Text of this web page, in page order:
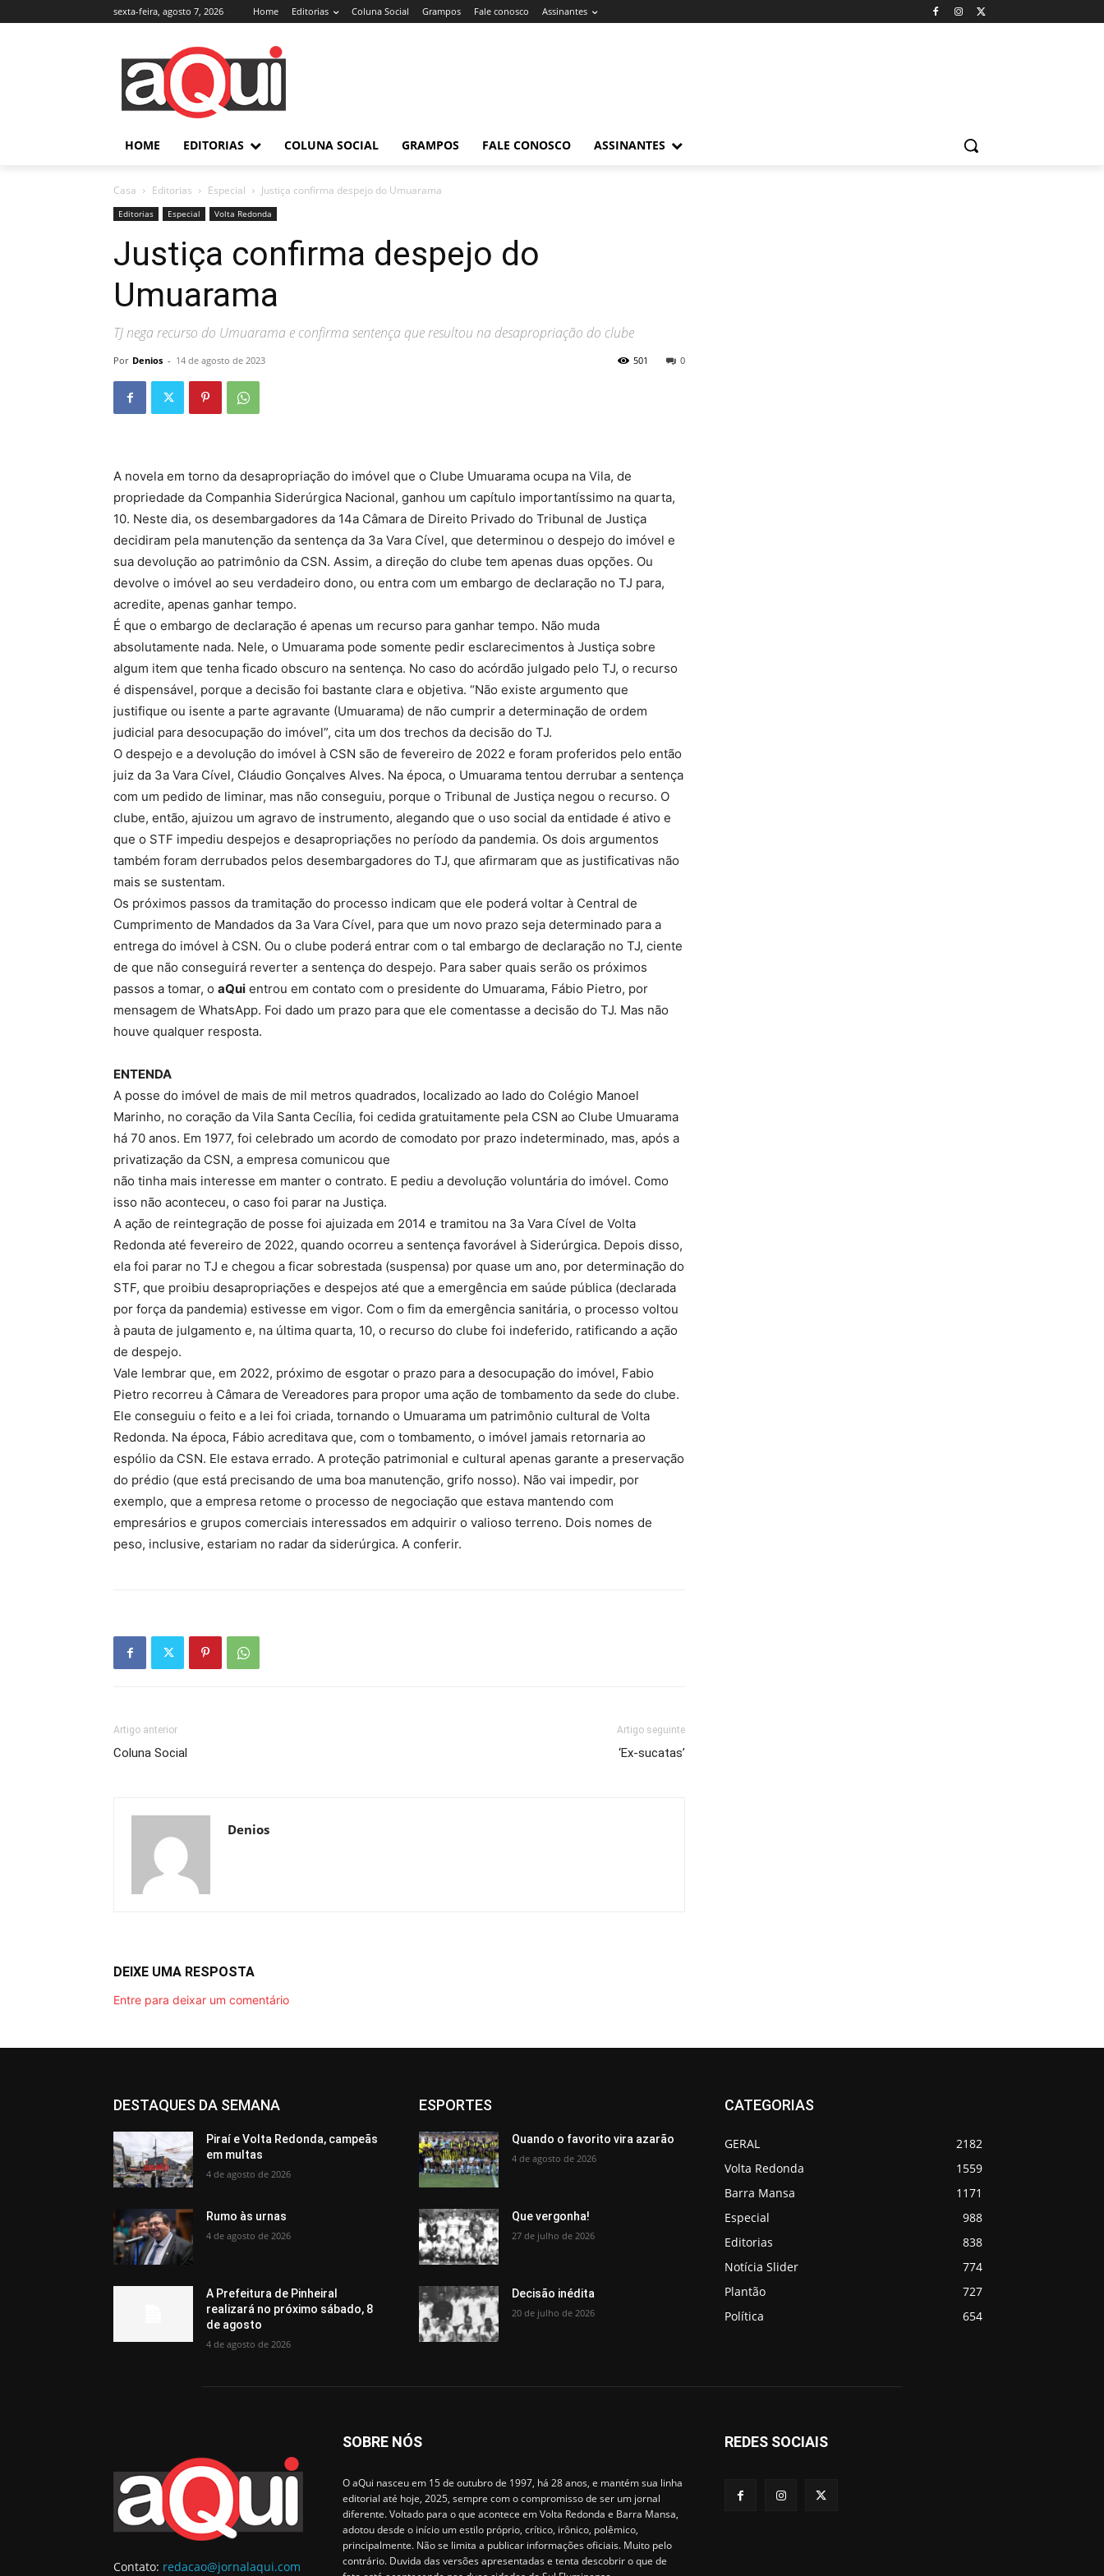
sexta-feira, agosto 7, 2026 Home Editorias Coluna Social Grampos Fale conosco Assinantes
HOME EDITORIAS COLUNA SOCIAL GRAMPOS FALE CONOSCO ASSINANTES
Casa Editorias Especial Justiça confirma despejo do Umuarama
Editorias Especial Volta Redonda
Justiça confirma despejo do
Umuarama
TJ nega recurso do Umuarama e confirma sentença que resultou na desapropriação do clube
Por Denios - 14 de agosto de 2023 0
501
A novela em torno da desapropriação do imóvel que o Clube Umuarama ocupa na Vila, de
propriedade da Companhia Siderúrgica Nacional, ganhou um capítulo importantíssimo na quarta,
10. Neste dia, os desembargadores da 14a Câmara de Direito Privado do Tribunal de Justiça
decidiram pela manutenção da sentença da 3a Vara Cível, que determinou o despejo do imóvel e
sua devolução ao patrimônio da CSN. Assim, a direção do clube tem apenas duas opções. Ou
devolve o imóvel ao seu verdadeiro dono, ou entra com um embargo de declaração no TJ para,
acredite, apenas ganhar tempo.
É que o embargo de declaração é apenas um recurso para ganhar tempo. Não muda
absolutamente nada. Nele, o Umuarama pode somente pedir esclarecimentos à Justiça sobre
algum item que tenha ficado obscuro na sentença. No caso do acórdão julgado pelo TJ, o recurso
é dispensável, porque a decisão foi bastante clara e objetiva. “Não existe argumento que
justifique ou isente a parte agravante (Umuarama) de não cumprir a determinação de ordem
judicial para desocupação do imóvel”, cita um dos trechos da decisão do TJ.
O despejo e a devolução do imóvel à CSN são de fevereiro de 2022 e foram proferidos pelo então
juiz da 3a Vara Cível, Cláudio Gonçalves Alves. Na época, o Umuarama tentou derrubar a sentença
com um pedido de liminar, mas não conseguiu, porque o Tribunal de Justiça negou o recurso. O
clube, então, ajuizou um agravo de instrumento, alegando que o uso social da entidade é ativo e
que o STF impediu despejos e desapropriações no período da pandemia. Os dois argumentos
também foram derrubados pelos desembargadores do TJ, que afirmaram que as justificativas não
mais se sustentam.
Os próximos passos da tramitação do processo indicam que ele poderá voltar à Central de
Cumprimento de Mandados da 3a Vara Cível, para que um novo prazo seja determinado para a
entrega do imóvel à CSN. Ou o clube poderá entrar com o tal embargo de declaração no TJ, ciente
de que não conseguirá reverter a sentença do despejo. Para saber quais serão os próximos
passos a tomar, o aQui entrou em contato com o presidente do Umuarama, Fábio Pietro, por
mensagem de WhatsApp. Foi dado um prazo para que ele comentasse a decisão do TJ. Mas não
houve qualquer resposta.
ENTENDA
A posse do imóvel de mais de mil metros quadrados, localizado ao lado do Colégio Manoel
Marinho, no coração da Vila Santa Cecília, foi cedida gratuitamente pela CSN ao Clube Umuarama
há 70 anos. Em 1977, foi celebrado um acordo de comodato por prazo indeterminado, mas, após a
privatização da CSN, a empresa comunicou que
não tinha mais interesse em manter o contrato. E pediu a devolução voluntária do imóvel. Como
isso não aconteceu, o caso foi parar na Justiça.
A ação de reintegração de posse foi ajuizada em 2014 e tramitou na 3a Vara Cível de Volta
Redonda até fevereiro de 2022, quando ocorreu a sentença favorável à Siderúrgica. Depois disso,
ela foi parar no TJ e chegou a ficar sobrestada (suspensa) por quase um ano, por determinação do
STF, que proibiu desapropriações e despejos até que a emergência em saúde pública (declarada
por força da pandemia) estivesse em vigor. Com o fim da emergência sanitária, o processo voltou
à pauta de julgamento e, na última quarta, 10, o recurso do clube foi indeferido, ratificando a ação
de despejo.
Vale lembrar que, em 2022, próximo de esgotar o prazo para a desocupação do imóvel, Fabio
Pietro recorreu à Câmara de Vereadores para propor uma ação de tombamento da sede do clube.
Ele conseguiu o feito e a lei foi criada, tornando o Umuarama um patrimônio cultural de Volta
Redonda. Na época, Fábio acreditava que, com o tombamento, o imóvel jamais retornaria ao
espólio da CSN. Ele estava errado. A proteção patrimonial e cultural apenas garante a preservação
do prédio (que está precisando de uma boa manutenção, grifo nosso). Não vai impedir, por
exemplo, que a empresa retome o processo de negociação que estava mantendo com
empresários e grupos comerciais interessados em adquirir o valioso terreno. Dois nomes de
peso, inclusive, estariam no radar da siderúrgica. A conferir.
Artigo anterior
Coluna Social
Artigo seguinte
‘Ex-sucatas’
Denios
DEIXE UMA RESPOSTA
Entre para deixar um comentário
DESTAQUES DA SEMANA
Piraí e Volta Redonda, campeãs
em multas
4 de agosto de 2026
Rumo às urnas
4 de agosto de 2026
A Prefeitura de Pinheiral
realizará no próximo sábado, 8
de agosto
4 de agosto de 2026
ESPORTES
Quando o favorito vira azarão
4 de agosto de 2026
Que vergonha!
27 de julho de 2026
Decisão inédita
20 de julho de 2026
CATEGORIAS
GERAL
2182
Volta Redonda
1559
Barra Mansa
1171
Especial
988
Editorias
838
Notícia Slider
774
Plantão
727
Política
654
Contato: redacao@jornalaqui.com
SOBRE NÓS
O aQui nasceu em 15 de outubro de 1997, há 28 anos, e mantém sua linha
editorial até hoje, 2025, sempre com o compromisso de ser um jornal
diferente. Voltado para o que acontece em Volta Redonda e Barra Mansa,
adotou desde o início um estilo próprio, crítico, irônico, polêmico,
principalmente. Não se limita a publicar informações oficiais. Muito pelo
contrário. Duvida das versões apresentadas e tenta descobrir o que de
REDES SOCIAIS